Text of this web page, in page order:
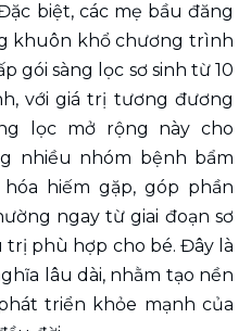
biệt, các mẹ bầu đăng
khuôn khổ chương trình
gói sàng lọc sơ sinh từ 10
với giá trị tương đương
lọc mở rộng này cho
nhiều nhóm bệnh bẩm
hiếm gặp, góp phần
ngay từ giai đoạn sơ
trị phù hợp cho bé. Đây là
lâu dài, nhằm tạo nền
triển khỏe mạnh của